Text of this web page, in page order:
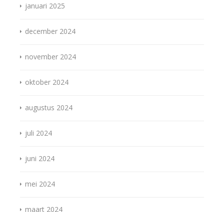
januari 2025
december 2024
november 2024
oktober 2024
augustus 2024
juli 2024
juni 2024
mei 2024
maart 2024